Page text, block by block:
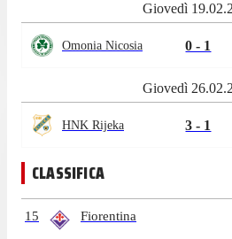
Giovedì
Omonia Nicosia 0 - 1
Giovedì
HNK Rijeka 3 - 1
CLASSIFICA
15 Fiorentina